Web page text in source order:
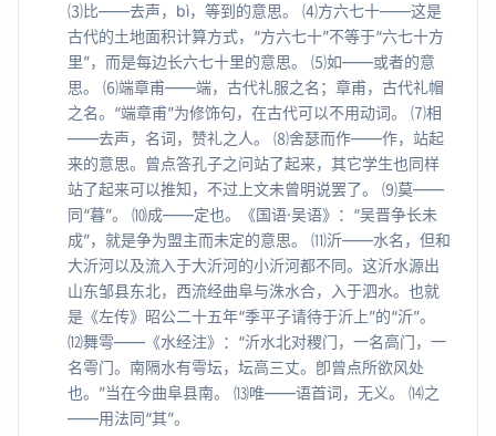
⑶比——去声，bì，等到的意思。 ⑷方六七十——这是
古代的土地面积计算方式，“方六七十”不等于“六七十方
里”，而是每边长六七十里的意思。 ⑸如——或者的意
思。 ⑹端章甫——端，古代礼服之名；章甫，古代礼帽
之名。“端章甫”为修饰句，在古代可以不用动词。 ⑺相
——去声，名词，赞礼之人。 ⑻舍瑟而作——作，站起
来的意思。曾点答孔子之问站了起来，其它学生也同样
站了起来可以推知，不过上文未曾明说罢了。 ⑼莫——
同“暮”。 ⑽成——定也。《国语·吴语》：“吴晋争长未
成”，就是争为盟主而未定的意思。 ⑾沂——水名，但和
大沂河以及流入于大沂河的小沂河都不同。这沂水源出
山东邹县东北，西流经曲阜与洙水合，入于泗水。也就
是《左传》昭公二十五年“季平子请待于沂上”的“沂”。
⑿舞雩——《水经注》：“沂水北对稷门，一名高门，一
名雩门。南隔水有雩坛，坛高三丈。卽曾点所欲风处
也。”当在今曲阜县南。 ⒀唯——语首词，无义。 ⒁之
——用法同“其”。